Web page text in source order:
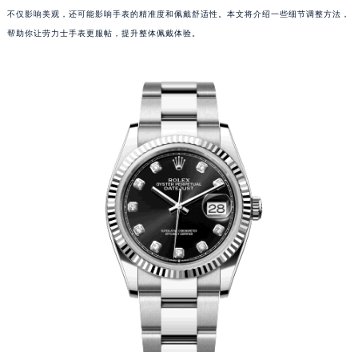
不仅影响美观，还可能影响手表的精准度和佩戴舒适性。本文将介绍一些细节调整方法，
帮助你让劳力士手表更服帖，提升整体佩戴体验。